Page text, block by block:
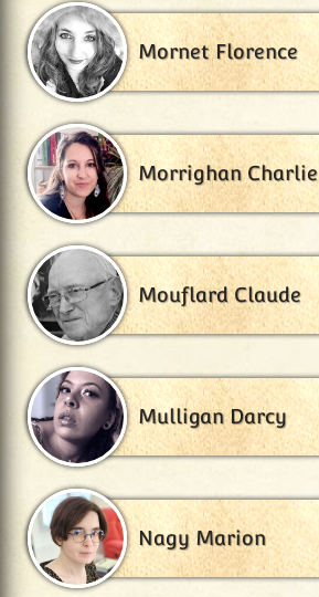
Mornet Florence
Morrighan Charlie
Mouflard Claude
Mulligan Darcy
Nagy Marion